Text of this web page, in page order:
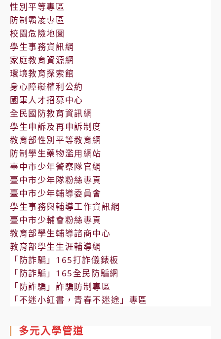
性別平等專區
防制霸凌專區
校園危險地圖
學生事務資訊網
家庭教育資源網
環境教育探索館
身心障礙權利公約
國軍人才招募中心
全民國防教育資訊網
學生申訴及再申訴制度
教育部性別平等教育網
防制學生藥物濫用網站
臺中市少年警察隊官網
臺中市少年隊粉絲專頁
臺中市少年輔導委員會
學生事務與輔導工作資訊網
臺中市少輔會粉絲專頁
教育部學生輔導諮商中心
教育部學生生涯輔導網
「防詐騙」165打詐儀錶板
「防詐騙」165全民防騙網
「防詐騙」詐騙防制專區
「不迷小紅書，青春不迷途」專區
多元入學管道